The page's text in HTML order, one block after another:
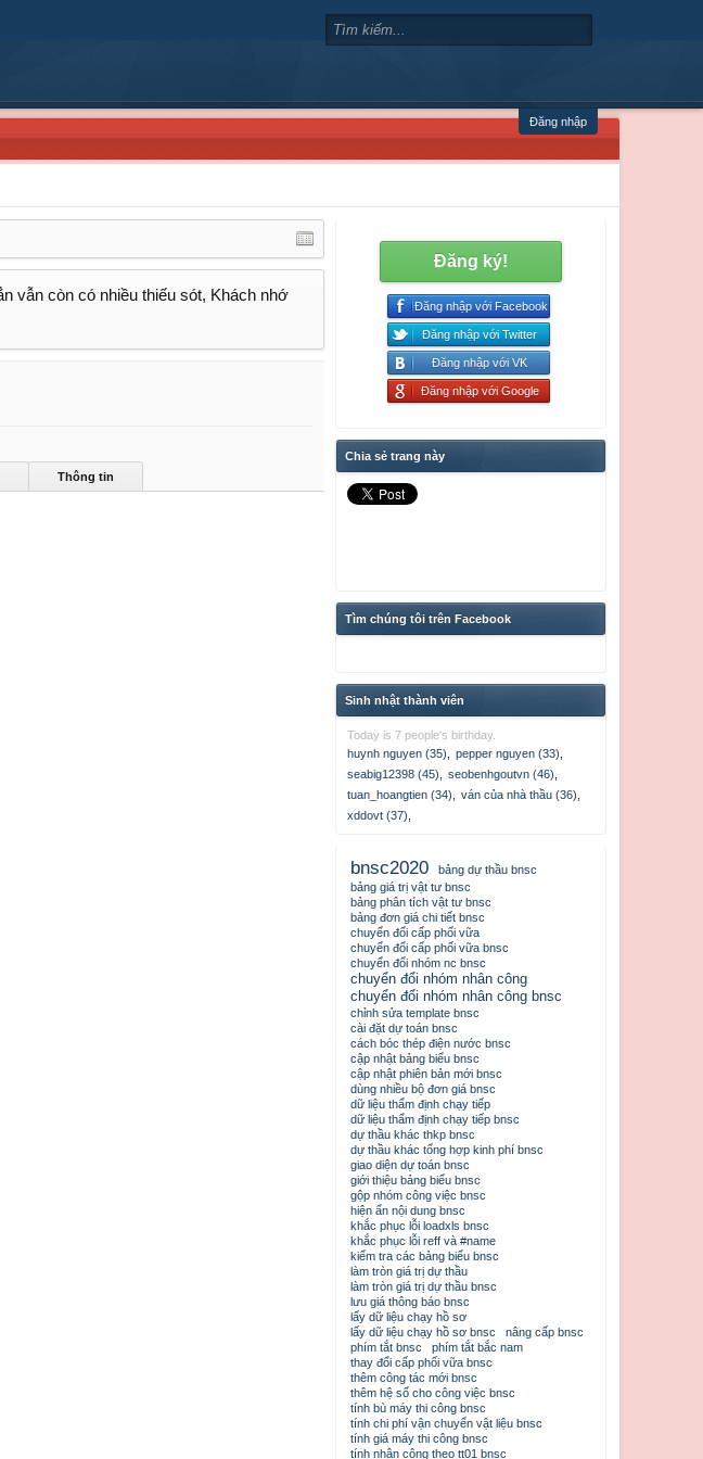
Đăng nhập
vẫn còn có nhiều thiếu sót, Khách nhớ
Thông tin
Đăng ký!
Đăng nhập với Facebook
Đăng nhập với Twitter
Đăng nhập với VK
Đăng nhập với Google
Chia sẻ trang này
Tìm chúng tôi trên Facebook
Sinh nhật thành viên
Today is 7 people's birthday.
huynh nguyen (35)
pepper nguyen (33)
seabig12398 (45)
seobenhgoutvn (46)
tuan_hoangtien (34)
ván của nhà thầu (36)
xddovt (37)
bnsc2020
bảng dự thầu bnsc
bảng giá trị vật tư bnsc
bảng phân tích vật tư bnsc
bảng đơn giá chi tiết bnsc
chuyển đổi cấp phối vữa
chuyển đổi cấp phối vữa bnsc
chuyển đổi nhóm nc bnsc
chuyển đổi nhóm nhân công
chuyển đổi nhóm nhân công bnsc
chỉnh sửa template bnsc
cài đặt dự toán bnsc
cách bóc thép điện nước bnsc
cập nhật bảng biểu bnsc
cập nhật phiên bản mới bnsc
dùng nhiều bộ đơn giá bnsc
dữ liệu thẩm định chạy tiếp
dữ liệu thẩm định chạy tiếp bnsc
dự thầu khác thkp bnsc
dự thầu khác tổng hợp kinh phí bnsc
giao diện dự toán bnsc
giới thiệu bảng biểu bnsc
gộp nhóm công việc bnsc
hiện ẩn nội dung bnsc
khắc phục lỗi loadxls bnsc
khắc phục lỗi reff và #name
kiểm tra các bảng biểu bnsc
làm tròn giá trị dự thầu
làm tròn giá trị dự thầu bnsc
lưu giá thông báo bnsc
lấy dữ liệu chạy hồ sơ
lấy dữ liệu chạy hồ sơ bnsc
nâng cấp bnsc
phím tắt bnsc
phím tắt bắc nam
thay đổi cấp phối vữa bnsc
thêm công tác mới bnsc
thêm hệ số cho công việc bnsc
tính bù máy thi công bnsc
tính chi phí vận chuyển vật liệu bnsc
tính giá máy thi công bnsc
tính nhân công theo tt01 bnsc